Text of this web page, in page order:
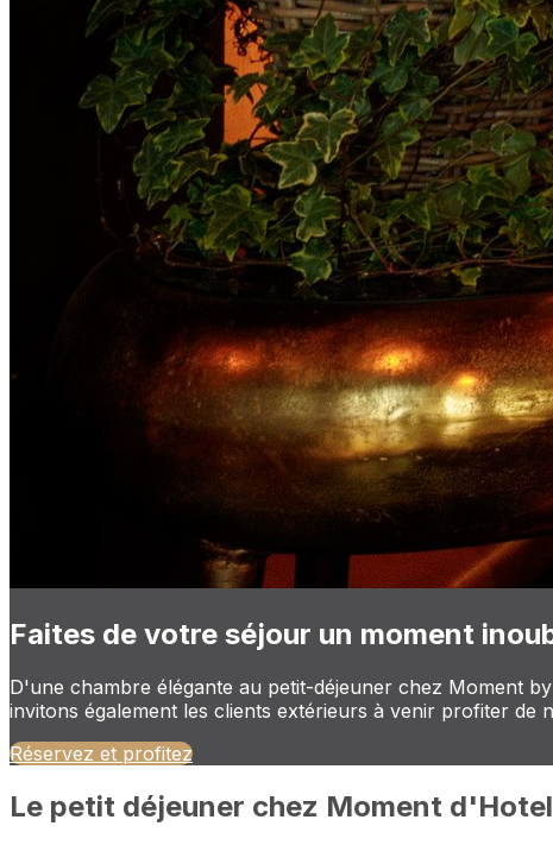
Faites de votre séjour un moment
D'une chambre élégante au petit-déjeuner chez Moment
invitons également les clients extérieurs à venir profiter de
Réservez et profitez
Le petit déjeuner chez Moment